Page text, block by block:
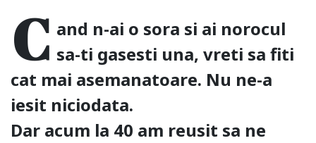
C and n-ai o sora si ai norocul
sa-ti gasesti una, vreti sa fiti
cat mai asemanatoare. Nu ne-a
iesit niciodata.
Dar acum la 40 am reusit sa ne